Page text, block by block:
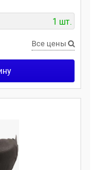
1 шт.
Все цены